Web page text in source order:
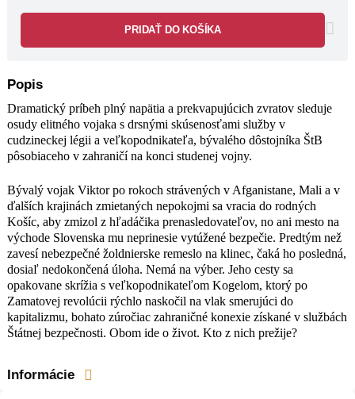
na vlak smerujúci do kapitalizmu,
PRIDAŤ DO KOŠÍKA
Popis
Dramatický príbeh plný napätia a prekvapujúcich zvratov sleduje
osudy elitného vojaka s drsnými skúsenosťami služby v
cudzineckej légii a veľkopodnikateľa, bývalého dôstojníka ŠtB
pôsobiaceho v zahraničí na konci studenej vojny.
Bývalý vojak Viktor po rokoch strávených v Afganistane, Mali a v
ďalších krajinách zmietaných nepokojmi sa vracia do rodných
Košíc, aby zmizol z hľadáčika prenasledovateľov, no ani mesto na
východe Slovenska mu neprinesie vytúžené bezpečie. Predtým než
zavesí nebezpečné žoldnierske remeslo na klinec, čaká ho posledná,
dosiaľ nedokončená úloha. Nemá na výber. Jeho cesty sa
opakovane skrížia s veľkopodnikateľom Kogelom, ktorý po
Zamatovej revolúcii rýchlo naskočil na vlak smerujúci do
kapitalizmu, bohato zúročiac zahraničné konexie získané v službách
Štátnej bezpečnosti. Obom ide o život. Kto z nich prežije?
Informácie